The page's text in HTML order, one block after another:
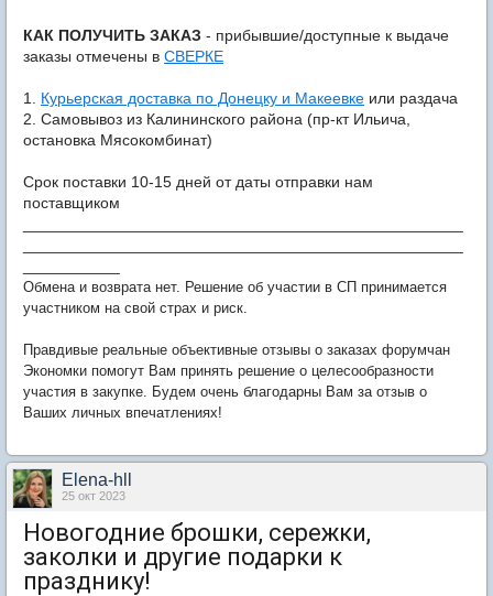
КАК ПОЛУЧИТЬ ЗАКАЗ - прибывшие/доступные к выдаче
заказы отмечены в СВЕРКЕ
1. Курьерская доставка по Донецку и Макеевке или раздача
2. Самовывоз из Калининского района (пр-кт Ильича,
остановка Мясокомбинат)
Срок поставки 10-15 дней от даты отправки нам
поставщиком
Обмена и возврата нет. Решение об участии в СП принимается
участником на свой страх и риск.
Правдивые реальные объективные отзывы о заказах форумчан
Экономки помогут Вам принять решение о целесообразности
участия в закупке. Будем очень благодарны Вам за отзыв о
Ваших личных впечатлениях!
Elena-hll
25 окт 2023
Новогодние брошки, сережки,
заколки и другие подарки к
празднику!